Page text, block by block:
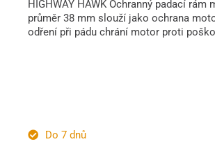
HIGHWAY HAWK Ochranný padací rám
průměr 38 mm slouží jako ochrana
odření při pádu chrání motor proti
Do 7 dnů